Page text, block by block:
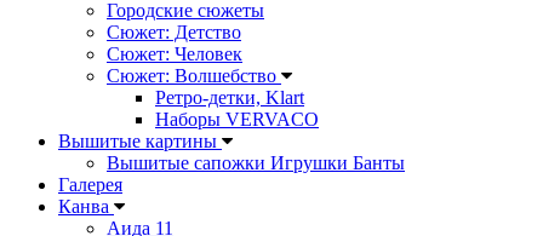
Городские сюжеты
Сюжет: Детство
Сюжет: Человек
Сюжет: Волшебство
Ретро-детки, Klart
Наборы VERVACO
Вышитые картины
Вышитые сапожки Игрушки Банты
Галерея
Канва
Аида 11